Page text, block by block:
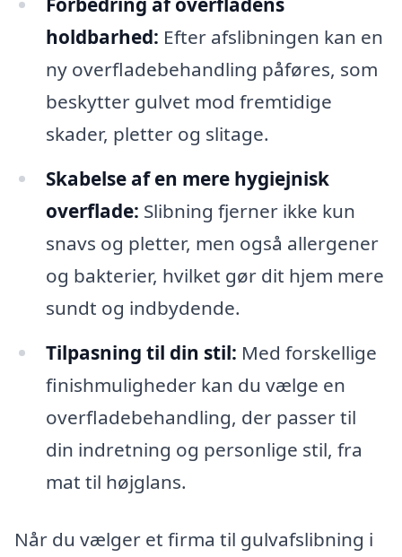
holdbarhed: Efter afslibningen kan en
ny overfladebehandling påføres, som
beskytter gulvet mod fremtidige
skader, pletter og slitage.
Skabelse af en mere hygiejnisk
overflade: Slibning fjerner ikke kun
snavs og pletter, men også allergener
og bakterier, hvilket gør dit hjem mere
sundt og indbydende.
Tilpasning til din stil: Med forskellige
finishmuligheder kan du vælge en
overfladebehandling, der passer til
din indretning og personlige stil, fra
mat til højglans.
Når du vælger et firma til gulvafslibning i